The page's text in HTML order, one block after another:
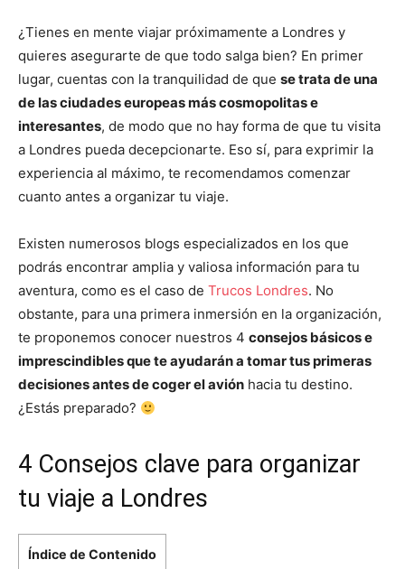
¿Tienes en mente viajar próximamente a Londres y
quieres asegurarte de que todo salga bien? En primer
lugar, cuentas con la tranquilidad de que se trata de una
de las ciudades europeas más cosmopolitas e
interesantes, de modo que no hay forma de que tu visita
a Londres pueda decepcionarte. Eso sí, para exprimir la
experiencia al máximo, te recomendamos comenzar
cuanto antes a organizar tu viaje.
Existen numerosos blogs especializados en los que
podrás encontrar amplia y valiosa información para tu
aventura, como es el caso de Trucos Londres. No
obstante, para una primera inmersión en la organización,
te proponemos conocer nuestros 4 consejos básicos e
imprescindibles que te ayudarán a tomar tus primeras
decisiones antes de coger el avión hacia tu destino.
¿Estás preparado?
4 Consejos clave para organizar
tu viaje a Londres
Índice de Contenido